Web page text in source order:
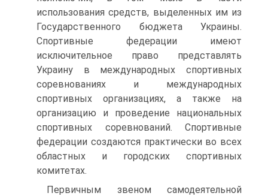
использования средств, выделенных им из
Государственного бюджета Украины.
Спортивные федерации имеют
исключительное право представлять
Украину в международных спортивных
соревнованиях и международных
спортивных организациях, а также на
организацию и проведение национальных
спортивных соревнований. Спортивные
федерации создаются практически во всех
областных и городских спортивных
комитетах.
Первичным звеном самодеятельной